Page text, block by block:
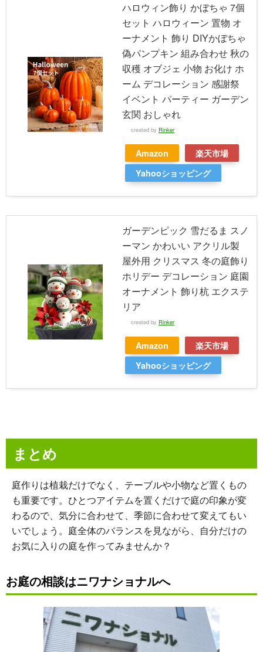
ハロウィン飾り かぼちゃ 7個
セット ハロウィーン 置物 オ
ーナメント 飾り DIYかぼちゃ
偽パンプキン 組み合わせ 秋の
収穫 オブジェ 小物 お化け ホ
ーム デコレーション 感謝祭
イベント パーティー ガーデン
玄関 おしゃれ
created by Rinker
Amazon
楽天市場
Yahooショッピング
ガーデンピック 雪だるま スノ
ーマン かわいい アクリル製
屋外用 クリスマス 冬の庭飾り
ホリデー デコレーション 庭園
オーナメント 飾り杭 エクステ
リア
created by Rinker
Amazon
楽天市場
Yahooショッピング
まとめ
庭作りは植栽だけでなく、テーブルや小物など置くもの
も重要です。ひとつアイテムを置くだけで庭の印象が変
わるので、気分に合わせて、季節に合わせて変えてもい
いでしょう。庭全体のバランスを見ながら、自分だけの
お気に入りの庭を作ってみませんか？
お庭の相談はニワナショナルへ